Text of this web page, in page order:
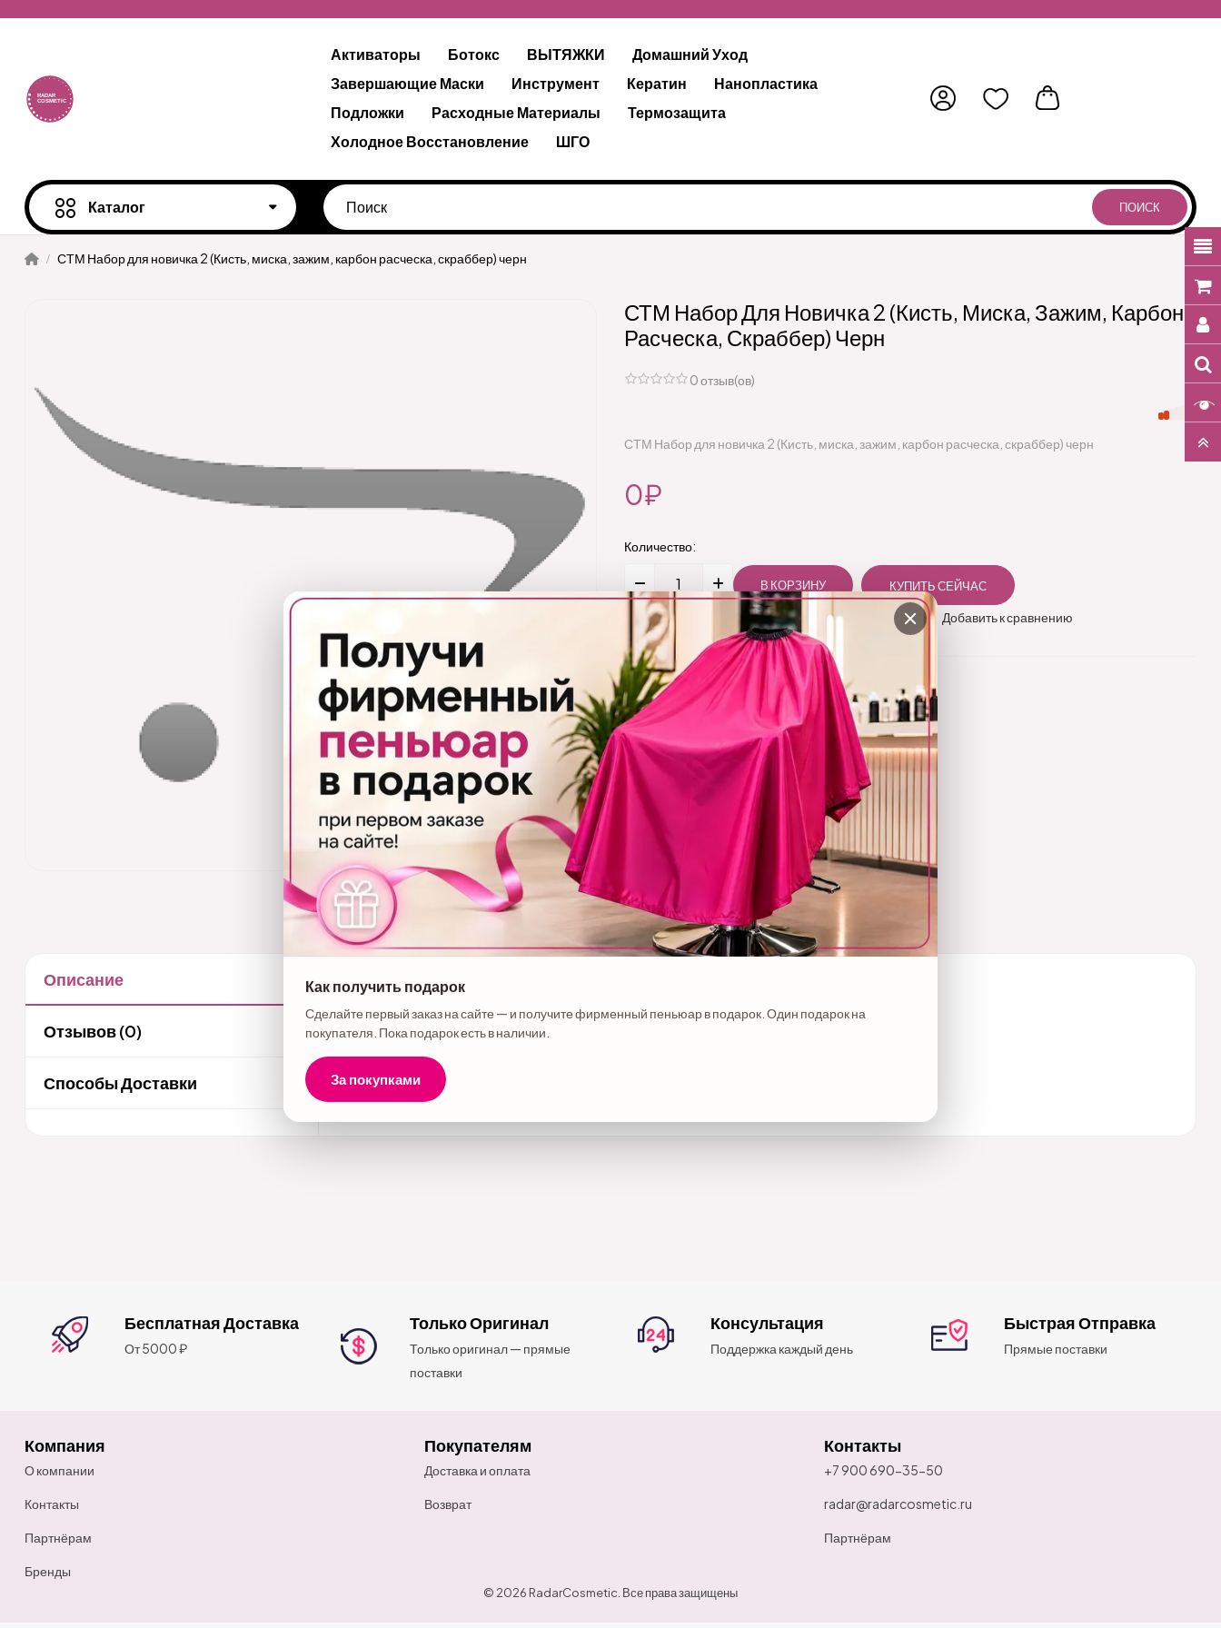
Активаторы Ботокс ВЫТЯЖКИ
Домашний Уход
Завершающие Маски
Инструмент Кератин
Нанопластика
Подложки
Расходные Материалы
Термозащита
Холодное Восстановление
ШГО
Каталог ПОИСК
СТМ Набор для новичка 2 (Кисть, миска, зажим, карбон расческа, скраббер) черн
СТМ Набор Для Новичка 2 (Кисть, Миска, Зажим, Карбон
Расческа, Скраббер) Черн
0 отзыв(ов)
СТМ Набор для новичка 2 (Кисть, миска, зажим, карбон расческа, скраббер) черн
0₽
Количество:
Добавить в избранное Добавить к сравнению
Описание
Отзывов (0)
Способы Доставки
Описание товара
СТМ Набор для новичка 2 (Кисть, миска, зажим, карбон расческа, скраббер) черн
Бесплатная Доставка
От 5000 ₽
Только Оригинал
Только оригинал — прямые
поставки
Консультация
Поддержка каждый день
Быстрая Отправка
Прямые поставки
Компания
О компании
Контакты
Партнёрам
Бренды
Покупателям
Доставка и оплата
Возврат
Контакты
+7 900 690-35-50
radar@radarcosmetic.ru
Партнёрам
© 2026 RadarCosmetic. Все права защищены
Как получить подарок
Сделайте первый заказ на сайте — и получите фирменный пеньюар в подарок. Один подарок на
покупателя. Пока подарок есть в наличии.
За покупками